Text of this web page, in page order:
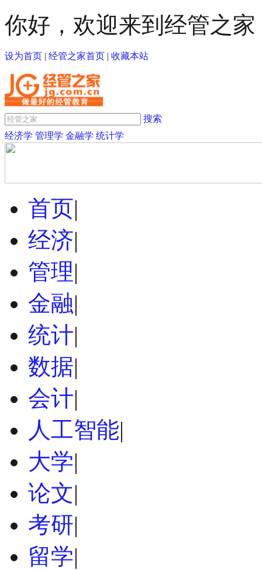
你好，欢迎来到经管之家
设为首页 | 经管之家首页 | 收藏本站
搜索
经济学 管理学 金融学 统计学
首页|
经济|
管理|
金融|
统计|
数据|
会计|
人工智能|
大学|
论文|
考研|
留学|